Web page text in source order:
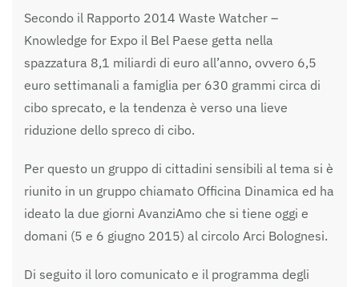
Secondo il Rapporto 2014 Waste Watcher –
Knowledge for Expo il Bel Paese getta nella
spazzatura 8,1 miliardi di euro all’anno, ovvero 6,5
euro settimanali a famiglia per 630 grammi circa di
cibo sprecato, e la tendenza è verso una lieve
riduzione dello spreco di cibo.
Per questo un gruppo di cittadini sensibili al tema si è
riunito in un gruppo chiamato Officina Dinamica ed ha
ideato la due giorni AvanziAmo che si tiene oggi e
domani (5 e 6 giugno 2015) al circolo Arci Bolognesi.
Di seguito il loro comunicato e il programma degli